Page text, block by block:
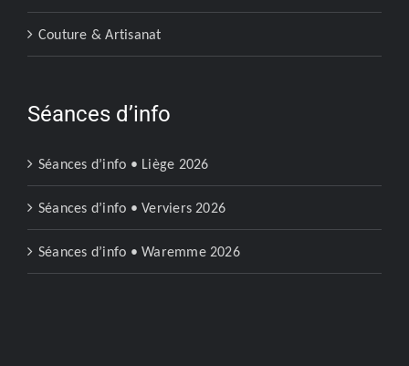
Couture & Artisanat
Séances d’info
Séances d’info • Liège 2026
Séances d’info • Verviers 2026
Séances d’info • Waremme 2026